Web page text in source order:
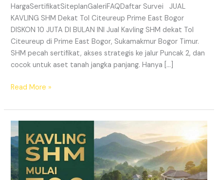
HargaSertifikatSiteplanGaleriFAQDaftar Survei JUAL
KAVLING SHM Dekat Tol Citeureup Prime East Bogor
DISKON 10 JUTA DI BULAN INI Jual Kavling SHM dekat Tol
Citeureup di Prime East Bogor, Sukamakmur Bogor Timur.
SHM pecah sertifikat, akses strategis ke jalur Puncak 2, dan
cocok untuk aset tanah jangka panjang. Hanya […]
Read More »
HARMONI
PRIME
EAST
BOGOR
–